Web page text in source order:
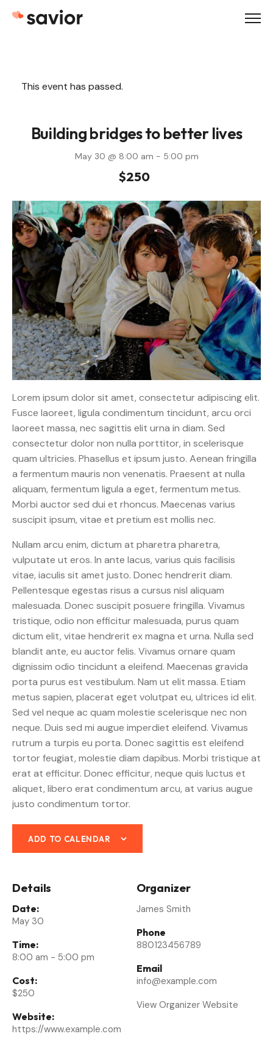
This event has passed.
Building bridges to better lives
May 30 @ 8:00 am - 5:00 pm
$250
Lorem ipsum dolor sit amet, consectetur adipiscing elit.
Fusce laoreet, ligula condimentum tincidunt, arcu orci
laoreet massa, nec sagittis elit urna in diam. Sed
consectetur dolor non nulla porttitor, in scelerisque
quam ultricies. Phasellus et ipsum justo. Aenean fringilla
a fermentum mauris non venenatis. Praesent at nulla
aliquam, fermentum ligula a eget, fermentum metus.
Morbi auctor sed dui et rhoncus. Maecenas varius
suscipit ipsum, vitae et pretium est mollis nec.
Nullam arcu enim, dictum at pharetra pharetra,
vulputate ut eros. In ante lacus, varius quis facilisis
vitae, iaculis sit amet justo. Donec hendrerit diam.
Pellentesque egestas risus a cursus nisl aliquam
malesuada. Donec suscipit posuere fringilla. Vivamus
tristique, odio non efficitur malesuada, purus quam
dictum elit, vitae hendrerit ex magna et urna. Nulla sed
blandit ante, eu auctor felis. Vivamus ornare quam
dignissim odio tincidunt a eleifend. Maecenas gravida
porta purus est vestibulum. Nam ut elit massa. Etiam
metus sapien, placerat eget volutpat eu, ultrices id elit.
Sed vel neque ac quam molestie scelerisque nec non
neque. Duis sed mi augue imperdiet eleifend. Vivamus
rutrum a turpis eu porta. Donec sagittis est eleifend
tortor feugiat, molestie diam dapibus. Morbi tristique at
erat at efficitur. Donec efficitur, neque quis luctus et
aliquet, libero erat condimentum arcu, at varius augue
justo condimentum tortor.
ADD TO CALENDAR
Details
Date:
May 30
Time:
8:00 am - 5:00 pm
Cost:
$250
Website:
https://www.example.com
Organizer
James Smith
Phone
880123456789
Email
info@example.com
View Organizer Website
Demo
8
SEE ALL 27 DEMOS